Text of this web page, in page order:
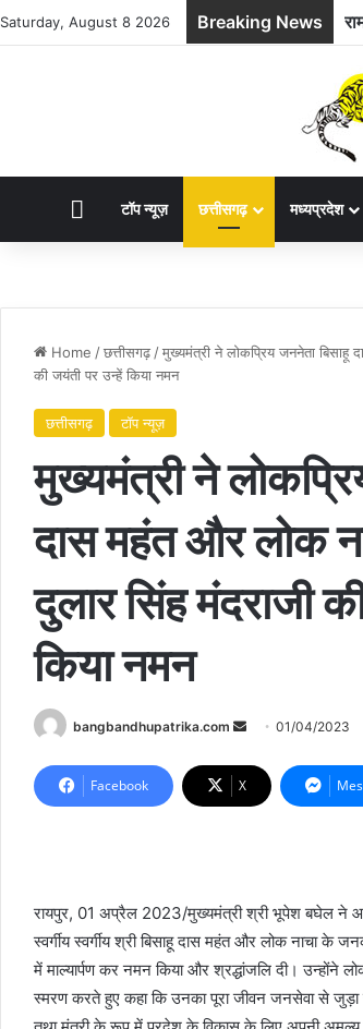
Saturday, August 8 2026 Breaking News
HOMEटॉप न्यूज़ छत्तीसगढ़ मध्यप्रदेश
Home /छत्तीसगढ़ /मुख्यमंत्री ने लोकप्रिय जननेता
की जयंती पर उन्हें किया नमन
छत्तीसगढ़ टॉप न्यूज़
मुख्यमंत्री ने
दास महंत और लोक
दुलार सिंह मंदराजी
किया नमन
bangbandhupatrika.com
Send
email
01/04/2023
Facebook X
रायपुर, 01 अप्रैल 2023/मुख्यमंत्री श्री भूपेश बघेल ने
स्वर्गीय स्वर्गीय श्री बिसाहू दास महंत और लोक नाचा के
में माल्यार्पण कर नमन किया और श्रद्धांजलि दी। उन्होंने
स्मरण करते हुए कहा कि उनका पूरा जीवन जनसेवा से जुड़ा